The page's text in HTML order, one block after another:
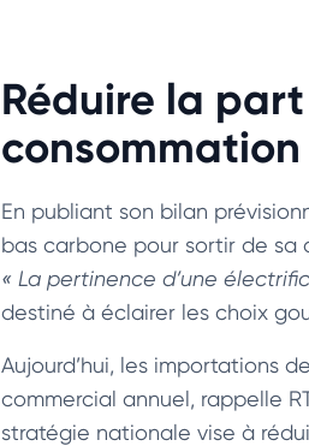
Réduire la
consommation
En publiant son bilan
bas carbone pour sortir de sa
« La pertinence d’une
destiné à éclairer les choix
Aujourd’hui, les importations
commercial annuel, rappelle
stratégie nationale vise à